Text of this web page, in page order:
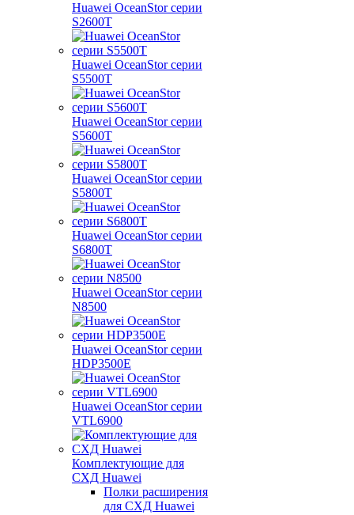
Huawei OceanStor серии
S2600T
Huawei OceanStor серии
S5500T
Huawei OceanStor серии
S5600T
Huawei OceanStor серии
S5800T
Huawei OceanStor серии
S6800T
Huawei OceanStor серии
N8500
Huawei OceanStor серии
HDP3500E
Huawei OceanStor серии
VTL6900
Комплектующие для
СХД Huawei
Полки расширения
для СХД Huawei